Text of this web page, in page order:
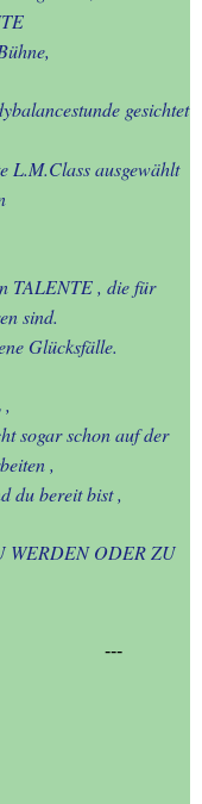
gesichtet
L.M.Class ausgewählt
TALENTE , die für
sind.
Glücksfälle.
sogar schon auf der
,
du bereit bist ,
WERDEN ODER ZU
---